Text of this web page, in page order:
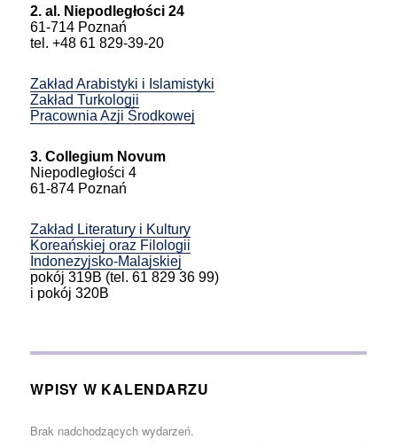
2. al. Niepodległości 24
61-714 Poznań
tel. +48 61 829-39-20
Zakład Arabistyki i Islamistyki
Zakład Turkologii
Pracownia Azji Środkowej
3. Collegium Novum
Niepodległości 4
61-874 Poznań
Zakład Literatury i Kultury
Koreańskiej oraz Filologii
Indonezyjsko-Malajskiej
pokój 319B (tel. 61 829 36 99)
i pokój 320B
WPISY W KALENDARZU
Brak nadchodzących wydarzeń.